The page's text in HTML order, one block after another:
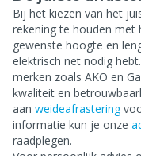
Bij het kiezen van het
rekening te houden
gewenste hoogte en
elektrisch net nodig
merken zoals AKO en
kwaliteit en
aan weideafrastering
informatie kun je onze
raadplegen.